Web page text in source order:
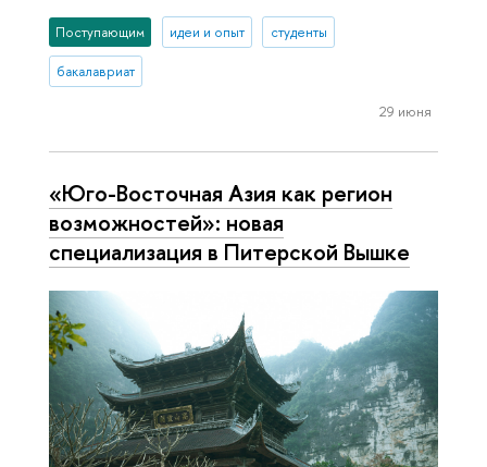
Поступающим идеи и опыт студенты
бакалавриат
29 июня
«Юго-Восточная Азия как регион
возможностей»: новая
специализация в Питерской Вышке